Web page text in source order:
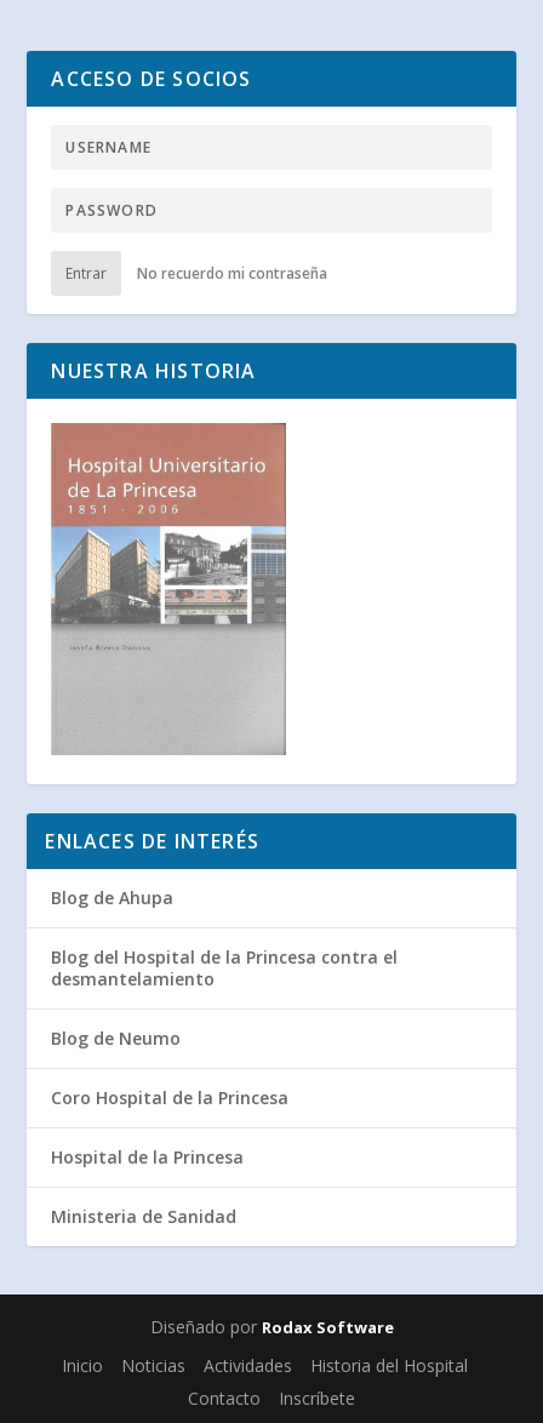
ACCESO DE SOCIOS
Entrar No recuerdo mi contraseña
NUESTRA HISTORIA
ENLACES DE INTERÉS
Blog de Ahupa
Blog del Hospital de la Princesa contra el
desmantelamiento
Blog de Neumo
Coro Hospital de la Princesa
Hospital de la Princesa
Ministeria de Sanidad
Diseñado por Rodax Software
Inicio Noticias Actividades
Historia del Hospital
Contacto
Inscríbete